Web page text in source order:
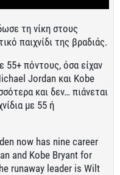
τη νίκη στους
παιχνίδι της βραδιάς.
55+ πόντους, όσα είχαν
Jordan και Kobe
και δεν… πιάνεται
με 55 ή
now has nine career
and Kobe Bryant for
runaway leader is Wilt